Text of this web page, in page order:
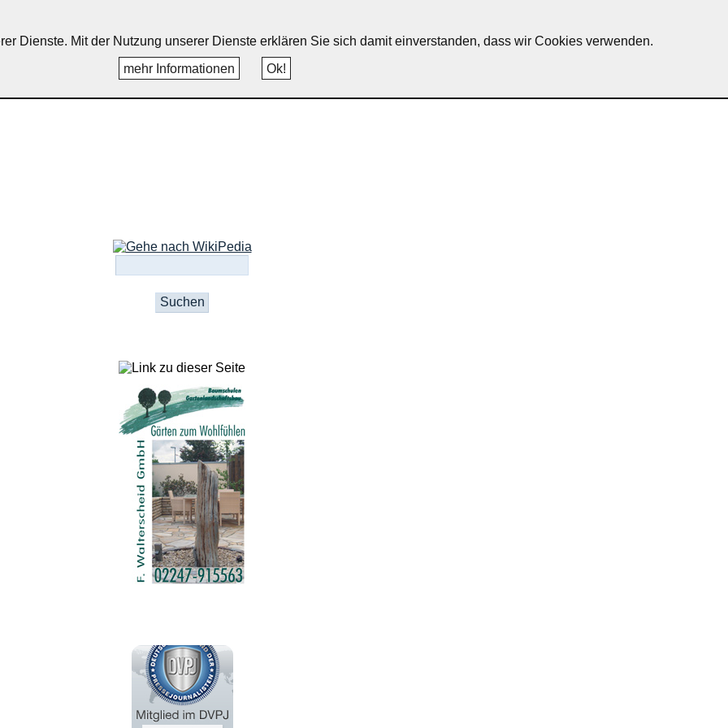
Dienste. Mit der Nutzung unserer Dienste erklären Sie sich damit einverstanden, dass wir Cookies verwenden.
mehr Informationen
Ok!